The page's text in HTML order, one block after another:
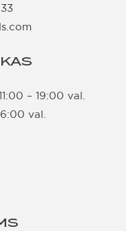
– 19:00 val.
val.